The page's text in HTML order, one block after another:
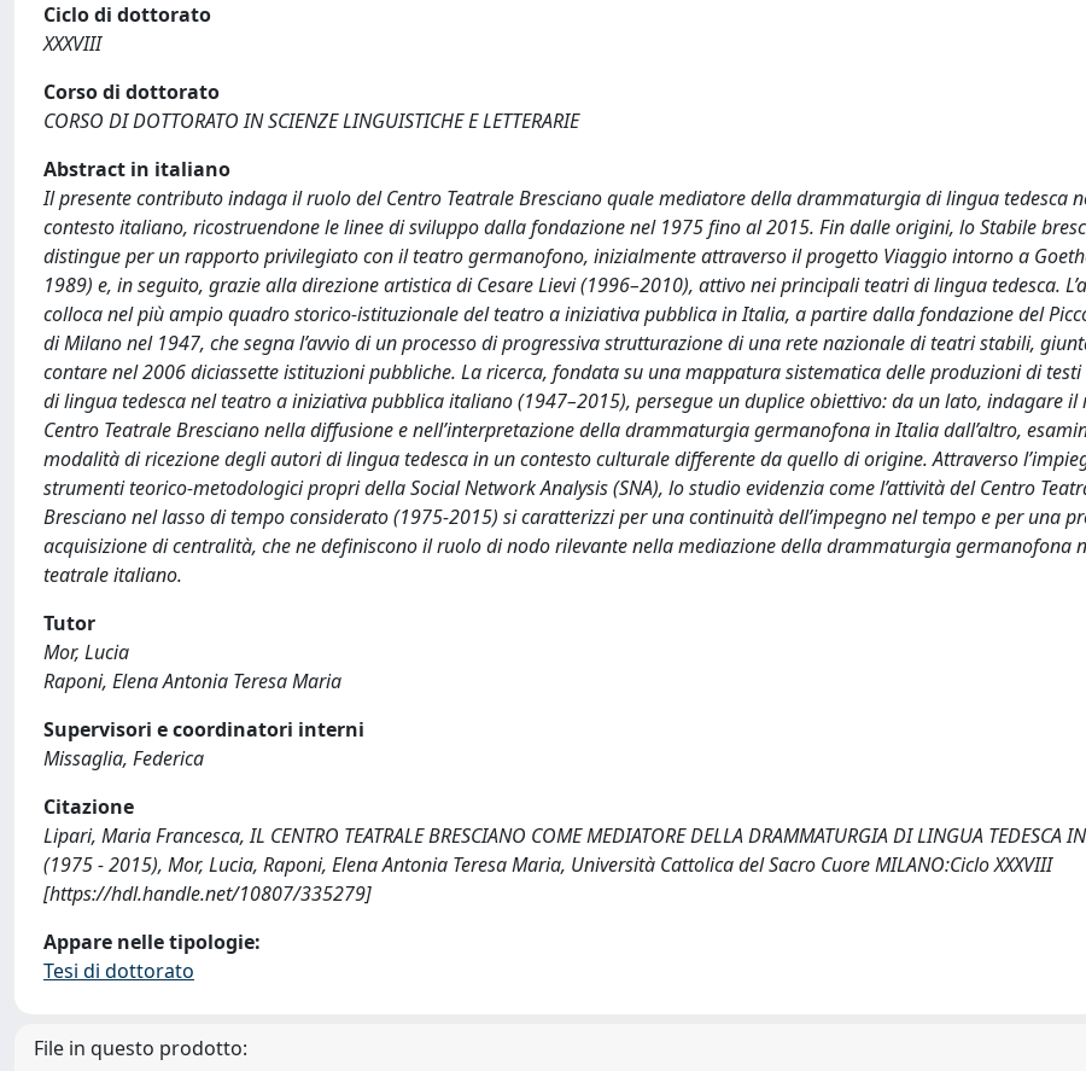
Ciclo di dottorato
XXXVIII
Corso di dottorato
CORSO DI DOTTORATO IN SCIENZE LINGUISTICHE E LETTERARIE
Abstract in italiano
Il presente contributo indaga il ruolo del Centro Teatrale Bresciano quale mediatore della drammaturgia di lingua tedesca
contesto italiano, ricostruendone le linee di sviluppo dalla fondazione nel 1975 fino al 2015. Fin dalle origini, lo Stabile
distingue per un rapporto privilegiato con il teatro germanofono, inizialmente attraverso il progetto Viaggio intorno a
1989) e, in seguito, grazie alla direzione artistica di Cesare Lievi (1996–2010), attivo nei principali teatri di lingua tedesca.
colloca nel più ampio quadro storico-istituzionale del teatro a iniziativa pubblica in Italia, a partire dalla fondazione del
di Milano nel 1947, che segna l’avvio di un processo di progressiva strutturazione di una rete nazionale di teatri stabili,
contare nel 2006 diciassette istituzioni pubbliche. La ricerca, fondata su una mappatura sistematica delle produzioni di
di lingua tedesca nel teatro a iniziativa pubblica italiano (1947–2015), persegue un duplice obiettivo: da un lato, indagare il
Centro Teatrale Bresciano nella diffusione e nell’interpretazione della drammaturgia germanofona in Italia dall’altro,
modalità di ricezione degli autori di lingua tedesca in un contesto culturale differente da quello di origine. Attraverso
strumenti teorico-metodologici propri della Social Network Analysis (SNA), lo studio evidenzia come l’attività del Centro
Bresciano nel lasso di tempo considerato (1975-2015) si caratterizzi per una continuità dell’impegno nel tempo e per una
acquisizione di centralità, che ne definiscono il ruolo di nodo rilevante nella mediazione della drammaturgia germanofona
teatrale italiano.
Tutor
Mor, Lucia
Raponi, Elena Antonia Teresa Maria
Supervisori e coordinatori interni
Missaglia, Federica
Citazione
Lipari, Maria Francesca, IL CENTRO TEATRALE BRESCIANO COME MEDIATORE DELLA DRAMMATURGIA DI LINGUA TEDESCA
(1975 - 2015), Mor, Lucia, Raponi, Elena Antonia Teresa Maria, Università Cattolica del Sacro Cuore MILANO:Ciclo XXXVIII
[https://hdl.handle.net/10807/335279]
Appare nelle tipologie:
Tesi di dottorato
File in questo prodotto: